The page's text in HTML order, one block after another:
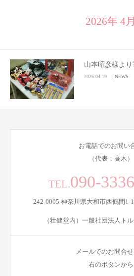
2026年 4月
山本昭彦様よ
2026.04.19 NEWS
お電話でのお問い
（代表：高木）
TEL.090-
242-0005 神奈川県大和市西鶴間1-
（壮健堂内）一般社団法人ト
メールでのお問合せ
右のボタンから